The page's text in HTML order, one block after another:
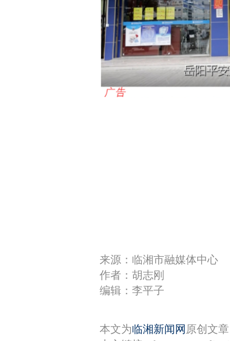
来源：临湘市融媒体中心
作者：胡志刚
编辑：李平子
本文为临湘新闻网 原创文